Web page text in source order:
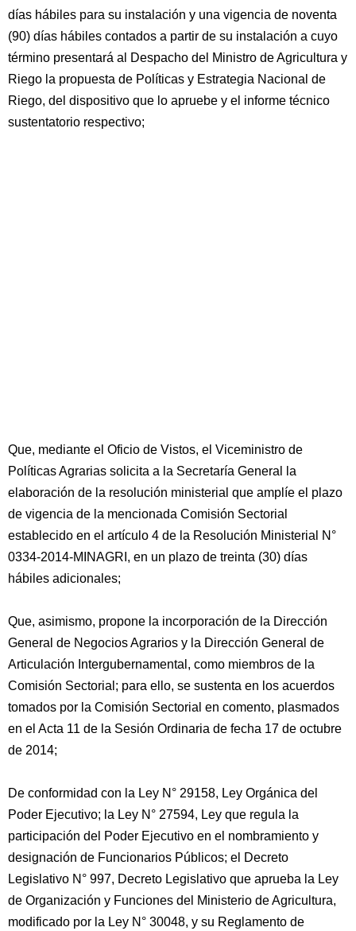
días hábiles para su instalación y una vigencia de noventa
(90) días hábiles contados a partir de su instalación a cuyo
término presentará al Despacho del Ministro de Agricultura y
Riego la propuesta de Políticas y Estrategia Nacional de
Riego, del dispositivo que lo apruebe y el informe técnico
sustentatorio respectivo;
Que, mediante el Oficio de Vistos, el Viceministro de
Políticas Agrarias solicita a la Secretaría General la
elaboración de la resolución ministerial que amplíe el plazo
de vigencia de la mencionada Comisión Sectorial
establecido en el artículo 4 de la Resolución Ministerial N°
0334-2014-MINAGRI, en un plazo de treinta (30) días
hábiles adicionales;
Que, asimismo, propone la incorporación de la Dirección
General de Negocios Agrarios y la Dirección General de
Articulación Intergubernamental, como miembros de la
Comisión Sectorial; para ello, se sustenta en los acuerdos
tomados por la Comisión Sectorial en comento, plasmados
en el Acta 11 de la Sesión Ordinaria de fecha 17 de octubre
de 2014;
De conformidad con la Ley N° 29158, Ley Orgánica del
Poder Ejecutivo; la Ley N° 27594, Ley que regula la
participación del Poder Ejecutivo en el nombramiento y
designación de Funcionarios Públicos; el Decreto
Legislativo N° 997, Decreto Legislativo que aprueba la Ley
de Organización y Funciones del Ministerio de Agricultura,
modificado por la Ley N° 30048, y su Reglamento de